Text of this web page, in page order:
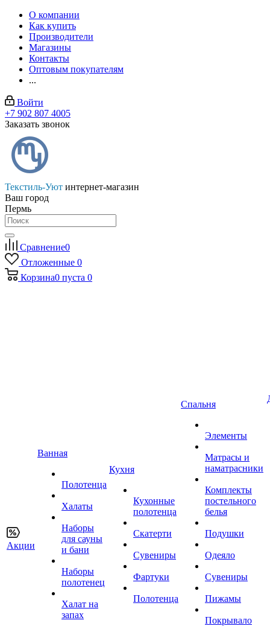
О компании
Как купить
Производители
Магазины
Контакты
Оптовым покупателям
...
Войти
+7 902 807 4005
Заказать звонок
Текстиль-Уют интернет-магазин
Ваш город
Пермь
Сравнение0
Отложенные 0
Корзина0 пуста 0
Акции
Ванная
Полотенца
Халаты
Наборы
для сауны
и бани
Наборы
полотенец
Халат на
запах
Кухня
Кухонные
полотенца
Скатерти
Сувениры
Фартуки
Полотенца
Спальня
Элементы
Матрасы и
наматрасники
Комплекты
постельного
белья
Подушки
Одеяло
Сувениры
Пижамы
Покрывало